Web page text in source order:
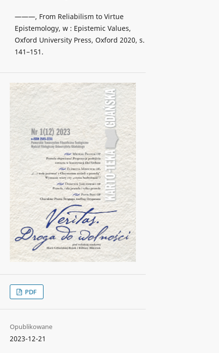
———, From Reliabilism to Virtue
Epistemology, w : Epistemic Values,
Oxford University Press, Oxford 2020, s.
141–151.
PDF
Opublikowane
2023-12-21